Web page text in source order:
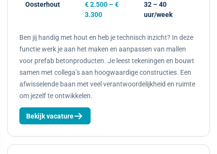
Oosterhout
€ 2.500 – €
3.300
32 – 40
uur/week
Ben jij handig met hout en heb je technisch inzicht? In deze
functie werk je aan het maken en aanpassen van mallen
voor prefab betonproducten. Je leest tekeningen en bouwt
samen met collega’s aan hoogwaardige constructies. Een
afwisselende baan met veel verantwoordelijkheid en ruimte
om jezelf te ontwikkelen.
Bekijk vacature